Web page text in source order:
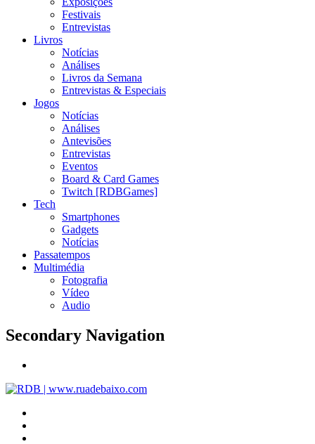
Festivais
Entrevistas
Livros
Notícias
Análises
Livros da Semana
Entrevistas & Especiais
Jogos
Notícias
Análises
Antevisões
Entrevistas
Eventos
Board & Card Games
Twitch [RDBGames]
Tech
Smartphones
Gadgets
Notícias
Passatempos
Multimédia
Fotografia
Vídeo
Audio
Secondary Navigation